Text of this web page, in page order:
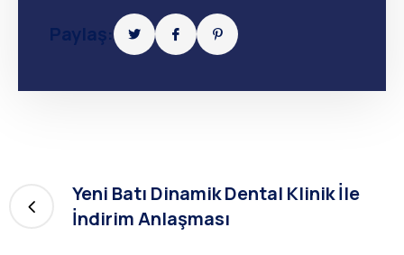
Paylaş:
Yeni Batı Dinamik Dental Klinik İle
İndirim Anlaşması